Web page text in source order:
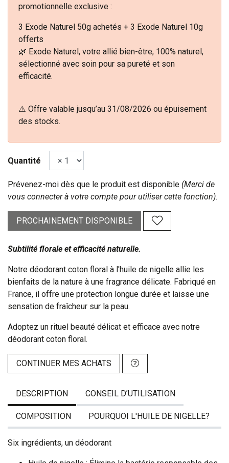
promotionnelle exclusive :
3 Exode Naturel 50g achetés + 3 Exode Naturel 10g
offerts
🌿 Exode Naturel, votre allié bien-être, 100% naturel,
sélectionné avec soin pour sa pureté et son
efficacité.
⚠️ Offre valable jusqu’au 31/08/2026 ou épuisement
des stocks.
Quantité
Prévenez-moi dès que le produit est disponible (Merci de
vous connecter à votre compte pour utiliser cette fonction).
PROCHAINEMENT DISPONIBLE
Subtilité florale et efficacité naturelle.
Notre déodorant coton floral à l'huile de nigelle allie les
bienfaits de la nature à une fragrance délicate. Fabriqué en
France, il offre une protection longue durée et laisse une
sensation de fraîcheur sur la peau.
Adoptez un rituel beauté délicat et efficace avec notre
déodorant coton floral.
CONTINUER MES ACHATS
DESCRIPTION CONSEIL D’UTILISATION
COMPOSITION POURQUOI L'HUILE DE NIGELLE?
Six ingrédients, un déodorant